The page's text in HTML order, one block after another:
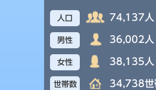
人口 74,137人
男性 36,002人
女性 38,135人
世帯数 34,738世